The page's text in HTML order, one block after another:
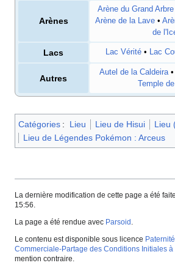
Arènes
Arène du Grand Arbre
Arène de la Lave•
de
Lacs Lac Vérité• Lac
Autres
Autel de la Caldeira•
Temple
Catégories : Lieu Lieu de Hisui
Lieu
Lieu de Légendes Pokémon : Arceus
La dernière modification de cette page a été
15:56.
La page a été rendue avec Parsoid .
Le contenu est disponible sous licence
Commerciale-Partage des Conditions Initiales
mention contraire.